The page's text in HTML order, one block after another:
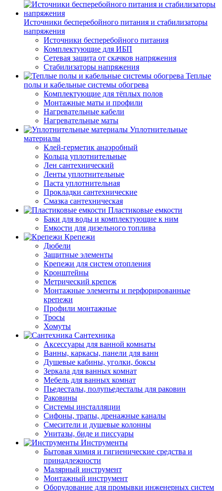
Источники бесперебойного питания и стабилизаторы
напряжения
Источники бесперебойного питания
Комплектующие для ИБП
Сетевая защита от скачков напряжения
Стабилизаторы напряжения
Теплые
полы и кабельные системы обогрева
Комплектующие для тёплых полов
Монтажные маты и профили
Нагревательные кабели
Нагревательные маты
Уплотнительные
материалы
Клей-герметик анаэробный
Кольца уплотнительные
Лен сантехнический
Ленты уплотнительные
Паста уплотнительная
Прокладки сантехнические
Смазка сантехническая
Пластиковые емкости
Баки для воды и комплектующие к ним
Емкости для дизельного топлива
Крепежи
Дюбели
Защитные элементы
Крепежи для систем отопления
Кронштейны
Метрический крепеж
Монтажные элементы и перфорированные
крепежи
Профили монтажные
Тросы
Хомуты
Сантехника
Аксессуары для ванной комнаты
Ванны, каркасы, панели для ванн
Душевые кабины, уголки, боксы
Зеркала для ванных комнат
Мебель для ванных комнат
Пьедесталы, полупьедесталы для раковин
Раковины
Системы инсталляции
Сифоны, трапы, дренажные каналы
Смесители и душевые колонны
Унитазы, биде и писсуары
Инструменты
Бытовая химия и гигиенические средства и
принадлежности
Малярный инструмент
Монтажный инструмент
Оборудование для промывки инженерных систем